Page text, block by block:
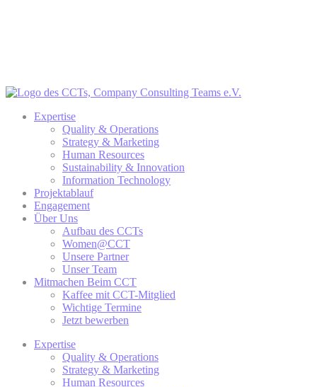
Expertise
Quality & Operations
Strategy & Marketing
Human Resources
Sustainability & Innovation
Information Technology
Projektablauf
Engagement
Über Uns
Aufbau des CCTs
Women@CCT
Unsere Partner
Unser Team
Mitmachen Beim CCT
Kaffee mit CCT-Mitglied
Wichtige Termine
Jetzt bewerben
Expertise
Quality & Operations
Strategy & Marketing
Human Resources